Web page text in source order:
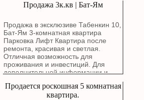
квартира с полноценным фасадом
атмосферными закатами с балкона
Маркетинговая цена: 3,780,000
шекелей
Продажа 3к.кв | Бат-Ям
Продажа в эксклюзиве Табенкин 10,
Бат-Ям 3-комнатная квартира
Парковка Лифт Квартира после
ремонта, красивая и светлая.
Отличная возможность для
проживания и инвестиций. Для
дополнительной информации и
нами.
Продается роскошная 5 комнатная
квартира.